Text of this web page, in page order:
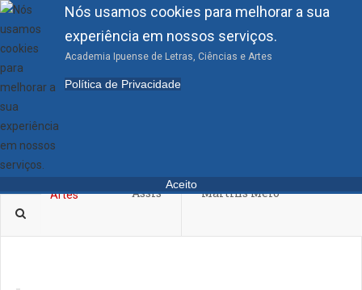
Nós usamos cookies para melhorar a sua
experiência em nossos serviços.
Academia Ipuense de Letras, Ciências e Artes
Política de Privacidade
Aceito
09.Moacir Alves Timbó
08.Maria da Conceição
Assis
10.Ana Magalhães
Martins Melo